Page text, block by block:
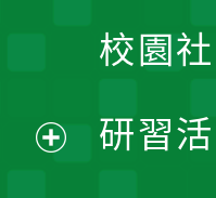
校園
研習